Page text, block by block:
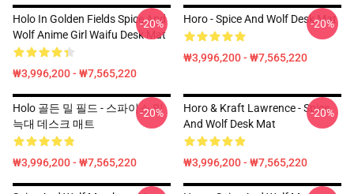
Holo In Golden Fields Spice And
Wolf Anime Girl Waifu Desk Mat
₩3,996,200 - ₩7,565,220
-20% Horo - Spice And Wolf Desk Mat
₩3,996,200 - ₩7,565,220
-20%
Holo 골든 밀 필드 - 스파이스 및
늑대 데스크 매트
₩3,996,200 - ₩7,565,220
-20%
Horo & Kraft Lawrence - Spice
And Wolf Desk Mat
₩3,996,200 - ₩7,565,220
-20%